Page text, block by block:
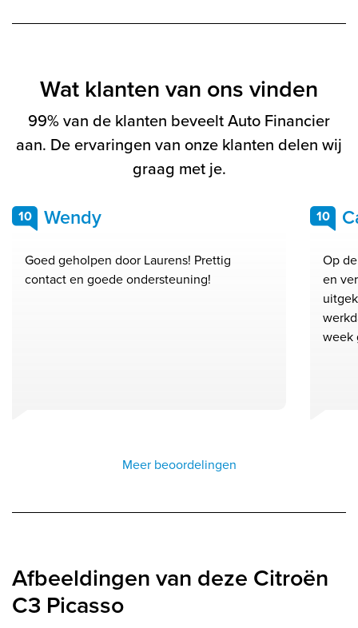
Wat klanten van ons vinden
99% van de klanten beveelt Auto Financier
aan. De ervaringen van onze klanten delen wij
graag met je.
10 Wendy
Goed geholpen door Laurens! Prettig
contact en goede ondersteuning!
10
Op
en
week
Meer beoordelingen
Afbeeldingen van deze Citroën
C3 Picasso